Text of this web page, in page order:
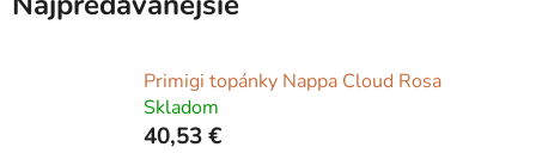
Primigi topánky Nappa Cloud Rosa
Skladom
40,53 €